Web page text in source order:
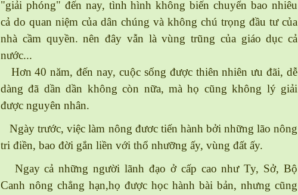
"giải phóng" đến nay, tình hình không biến chuyển bao nhiêu
cả do quan niệm của dân chúng và không chú trọng đầu tư của
nhà cầm quyền. nên đây vẫn là vùng trũng của giáo dục cả
nước...
Hơn 40 năm, đến nay, cuộc sống được thiên nhiên ưu đãi, dễ
dàng đã dần dần không còn nữa, mà họ cũng không lý giải
được nguyên nhân.
Ngày trước, việc làm nông đươc tiến hành bởi những lão nông
tri điền, bao đời gắn liền với thổ nhưỡng ấy, vùng đất ấy.
Ngay cả những người lãnh đạo ở cấp cao như Ty, Sở, Bộ
Canh nông chẳng hạn,họ được học hành bài bản, nhưng cũng